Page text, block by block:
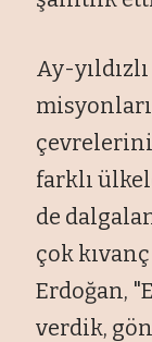
Ay-
farklı
de
çok
Erdoğan,
verdik,